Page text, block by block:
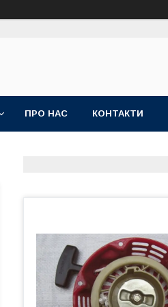
ПРО НАС КОНТАКТИ